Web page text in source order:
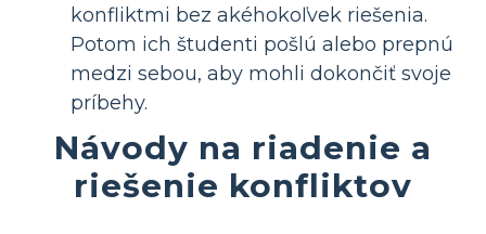
konfliktmi bez akéhokoľvek riešenia.
Potom ich študenti pošlú alebo prepnú
medzi sebou, aby mohli dokončiť svoje
príbehy.
Návody na riadenie a
riešenie konfliktov